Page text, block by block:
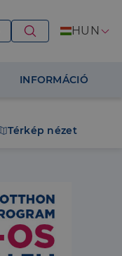
HUN
INFORMÁCIÓ
Térkép nézet